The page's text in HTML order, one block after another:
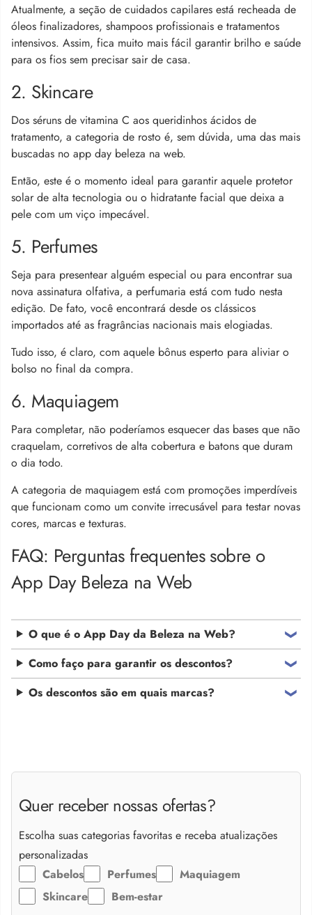
Atualmente, a seção de cuidados capilares está recheada de
óleos finalizadores, shampoos profissionais e tratamentos
intensivos. Assim, fica muito mais fácil garantir brilho e saúde
para os fios sem precisar sair de casa.
2. Skincare
Dos séruns de vitamina C aos queridinhos ácidos de
tratamento, a categoria de rosto é, sem dúvida, uma das mais
buscadas no app day beleza na web.
Então, este é o momento ideal para garantir aquele protetor
solar de alta tecnologia ou o hidratante facial que deixa a
pele com um viço impecável.
5. Perfumes
Seja para presentear alguém especial ou para encontrar sua
nova assinatura olfativa, a perfumaria está com tudo nesta
edição. De fato, você encontrará desde os clássicos
importados até as fragrâncias nacionais mais elogiadas.
Tudo isso, é claro, com aquele bônus esperto para aliviar o
bolso no final da compra.
6. Maquiagem
Para completar, não poderíamos esquecer das bases que não
craquelam, corretivos de alta cobertura e batons que duram
o dia todo.
A categoria de maquiagem está com promoções imperdíveis
que funcionam como um convite irrecusável para testar novas
cores, marcas e texturas.
FAQ: Perguntas frequentes sobre o
App Day Beleza na Web
O que é o App Day da Beleza na Web?
Como faço para garantir os descontos?
Os descontos são em quais marcas?
Quer receber nossas ofertas?
Escolha suas categorias favoritas e receba atualizações
personalizadas
Cabelos
Perfumes
Maquiagem
Skincare
Bem-estar